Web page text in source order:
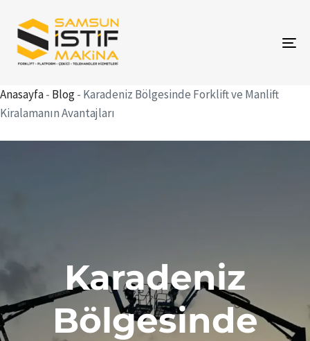
Anasayfa- Blog- Karadeniz Bölgesinde Forklift ve Manlift
Kiralamanın Avantajları
Karadeniz
Bölgesinde